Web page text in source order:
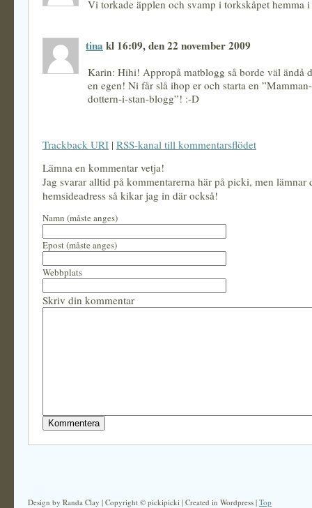
Vi torkade äpplen och svamp i torkskåpet hemma
tina kl 16:09, den 22 november 2009
Karin: Hihi! Appropå matblogg så borde väl ändå
en egen! Ni får slå ihop er och starta en
dottern-i-stan-blogg”! :-D
Trackback URI | RSS-kanal till kommentarsflödet
Lämna en kommentar vetja!
Jag svarar alltid på kommentarerna här på picki, men lämnar
hemsideadress så kikar jag in där också!
Namn (måste anges)
Epost (måste anges)
Webbplats
Skriv din kommentar
Design by Randa Clay | Copyright © pickipicki | Created in Wordpress | Top